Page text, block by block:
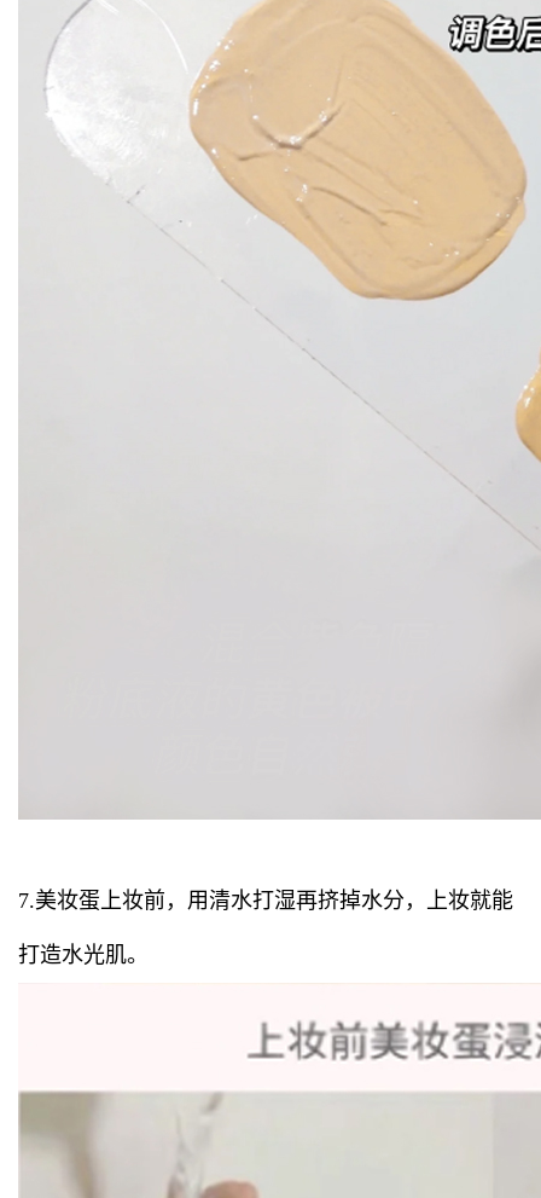
7.美妆蛋上妆前，用清水打湿再挤掉水分，上妆就能
打造水光肌。